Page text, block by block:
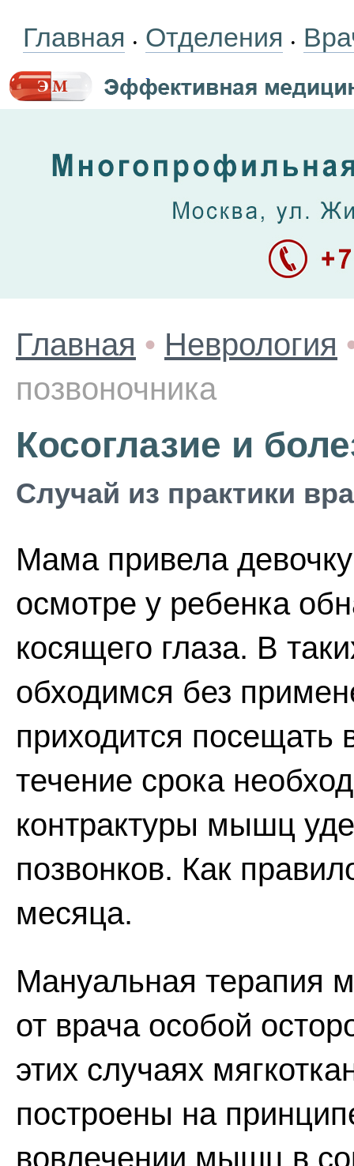
Главная • Отделения •
Главная • Неврология
позвоночника
Косоглазие и
Случай из практики
Мама привела
осмотре у ребенка
косящего глаза. В
обходимся без
приходится посещать
течение срока
контрактуры мышц
позвонков. Как
месяца.
Мануальная терапия
от врача особой
этих случаях
построены на
вовлечении мышц в